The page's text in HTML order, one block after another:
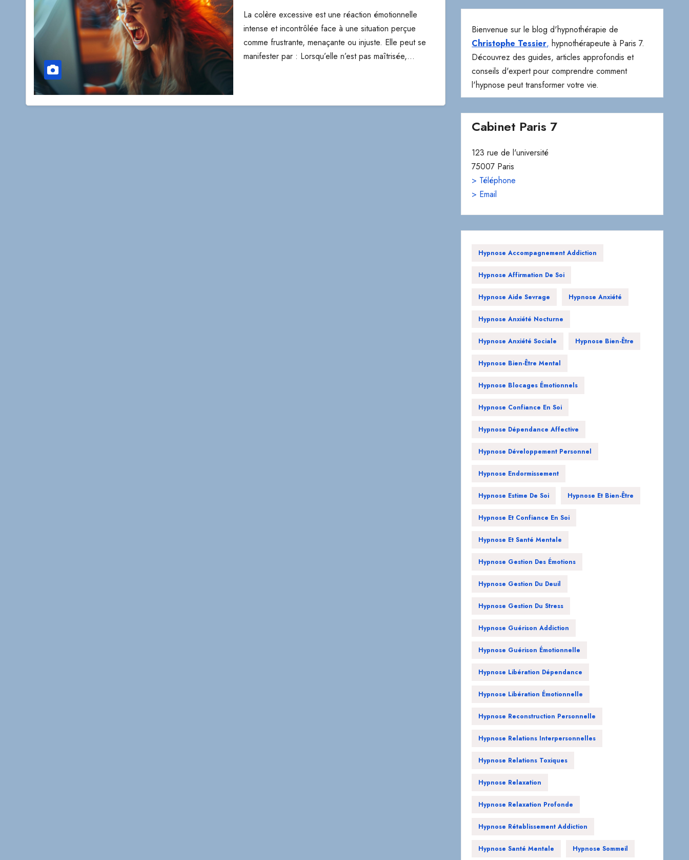
La colère excessive est une réaction émotionnelle
intense et incontrôlée face à une situation perçue
comme frustrante, menaçante ou injuste. Elle peut se
manifester par : Lorsqu’elle n’est pas maîtrisée,…
Bienvenue sur le blog d'hypnothérapie de
Christophe Tessier, hypnothérapeute à Paris 7.
Découvrez des guides, articles approfondis et
conseils d'expert pour comprendre comment
l'hypnose peut transformer votre vie.
Cabinet Paris 7
123 rue de l'université
75007 Paris
> Téléphone
> Email
Hypnose Accompagnement Addiction
Hypnose Affirmation De Soi
Hypnose Aide Sevrage Hypnose Anxiété
Hypnose Anxiété Nocturne
Hypnose Anxiété Sociale Hypnose Bien-Être
Hypnose Bien-Être Mental
Hypnose Blocages Émotionnels
Hypnose Confiance En Soi
Hypnose Dépendance Affective
Hypnose Développement Personnel
Hypnose Endormissement
Hypnose Estime De Soi Hypnose Et Bien-Être
Hypnose Et Confiance En Soi
Hypnose Et Santé Mentale
Hypnose Gestion Des Émotions
Hypnose Gestion Du Deuil
Hypnose Gestion Du Stress
Hypnose Guérison Addiction
Hypnose Guérison Émotionnelle
Hypnose Libération Dépendance
Hypnose Libération Émotionnelle
Hypnose Reconstruction Personnelle
Hypnose Relations Interpersonnelles
Hypnose Relations Toxiques
Hypnose Relaxation
Hypnose Relaxation Profonde
Hypnose Rétablissement Addiction
Hypnose Santé Mentale Hypnose Sommeil